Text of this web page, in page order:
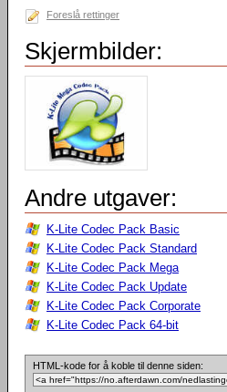
Foreslå rettinger
Skjermbilder:
Andre utgaver:
K-Lite Codec Pack Basic
K-Lite Codec Pack Standard
K-Lite Codec Pack Mega
K-Lite Codec Pack Update
K-Lite Codec Pack Corporate
K-Lite Codec Pack 64-bit
HTML-kode for å koble til denne siden: